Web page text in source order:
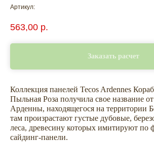
Артикул:
563,00 р.
Заказать расчет
Коллекция панелей Tecos Ardennes
Пыльная Роза получила свое название
Арденны, находящегося на территории
там произрастают густые дубовые,
леса, древесину которых имитируют по
сайдинг-панели.